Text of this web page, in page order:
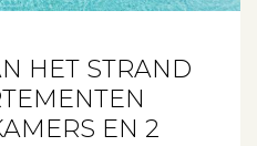
HET STRAND
EN 2